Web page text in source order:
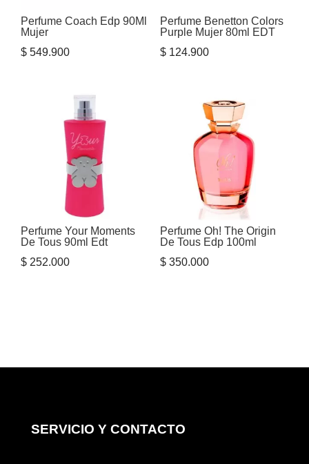
Perfume Coach Edp 90Ml
Mujer
$ 549.900
Perfume Benetton Colors
Purple Mujer 80ml EDT
$124.900
Perfume Your Moments
De Tous 90ml Edt
$ 252.000
Perfume Oh! The Origin
De Tous Edp 100ml
$350.000
SERVICIO Y CONTACTO